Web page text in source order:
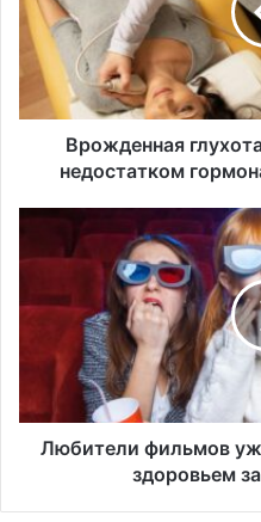
д
а
у
о
е
т
Врожденная
недостатком
Л
б
ф
Любители фильмов
здоровьем